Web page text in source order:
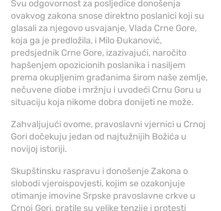
Svu odgovornost za posljedice donošenja
ovakvog zakona snose direktno poslanici koji su
glasali za njegovo usvajanje, Vlada Crne Gore,
koja ga je predložila, i Milo Đukanović,
predsjednik Crne Gore, izazivajući, naročito
hapšenjem opozicionih poslanika i nasiljem
prema okupljenim građanima širom naše zemlje,
nečuvene diobe i mržnju i uvodeći Crnu Goru u
situaciju koja nikome dobra donijeti ne može.
Zahvaljujući ovome, pravoslavni vjernici u Crnoj
Gori dočekuju jedan od najtužnijih Božića u
novijoj istoriji.
Skupštinsku raspravu i donošenje Zakona o
slobodi vjeroispovjesti, kojim se ozakonjuje
otimanje imovine Srpske pravoslavne crkve u
Crnoj Gori, pratile su velike tenzije i protesti